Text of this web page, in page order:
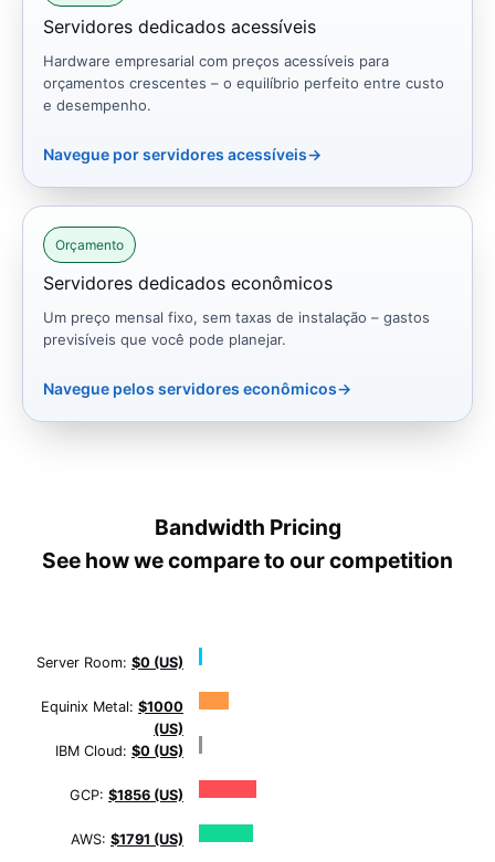
Servidores dedicados acessíveis
Hardware empresarial com preços acessíveis para
orçamentos crescentes – o equilíbrio perfeito entre custo
e desempenho.
Navegue por servidores acessíveis→
Orçamento
Servidores dedicados econômicos
Um preço mensal fixo, sem taxas de instalação – gastos
previsíveis que você pode planejar.
Navegue pelos servidores econômicos→
Bandwidth Pricing
See how we compare to our competition
Server Room: $0 (US)
Equinix Metal: $1000
(US)
IBM Cloud: $0 (US)
GCP: $1856 (US)
AWS: $1791 (US)